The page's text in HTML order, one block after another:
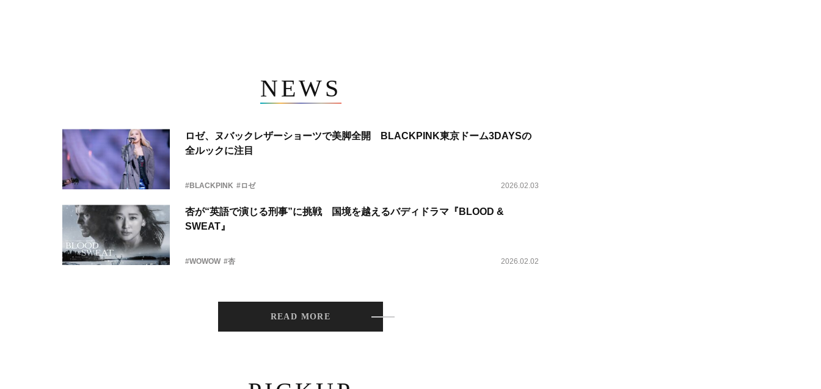
NEWS
ロゼ、ヌバックレザーショーツで美脚全開 BLACKPINK東京ドーム3DAYSの
全ルックに注目
#BLACKPINK #ロゼ 2026.02.03
杏が“英語で演じる刑事”に挑戦 国境を越えるバディドラマ『BLOOD &
SWEAT』
#WOWOW #杏 2026.02.02
READ MORE